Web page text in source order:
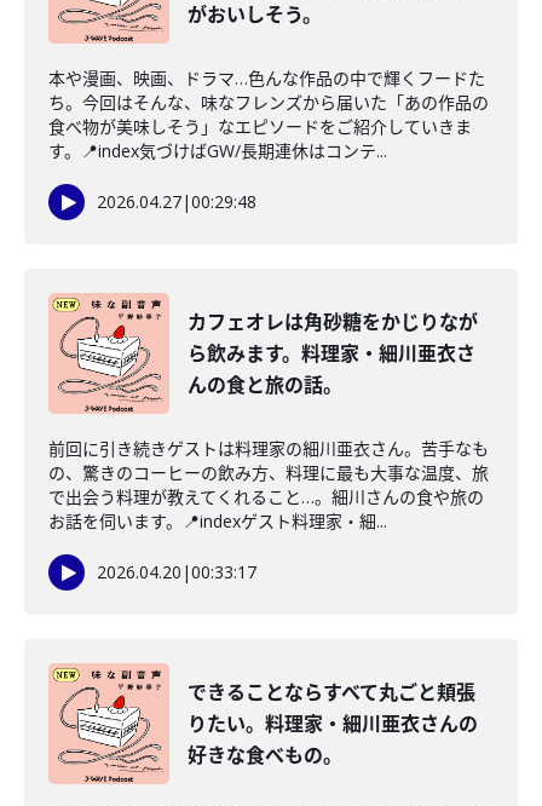
がおいしそう。
本や漫画、映画、ドラマ…色んな作品の中で輝くフードた
ち。今回はそんな、味なフレンズから届いた「あの作品の
食べ物が美味しそう」なエピソードをご紹介していきま
す。📍index気づけばGW/長期連休はコンテ...
2026.04.27|00:29:48
カフェオレは角砂糖をかじりなが
ら飲みます。料理家・細川亜衣さ
んの食と旅の話。
前回に引き続きゲストは料理家の細川亜衣さん。苦手なも
の、驚きのコーヒーの飲み方、料理に最も大事な温度、旅
で出会う料理が教えてくれること…。細川さんの食や旅の
お話を伺います。📍indexゲスト料理家・細...
2026.04.20 |00:33:17
できることならすべて丸ごと頬張
りたい。料理家・細川亜衣さんの
好きな食べもの。